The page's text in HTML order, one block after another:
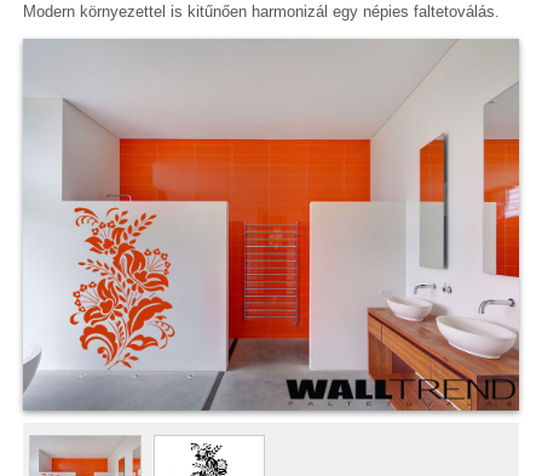
Modern környezettel is kitűnően harmonizál egy népies faltetoválás.